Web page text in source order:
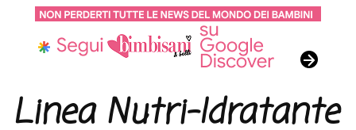
Linea Nutri-Idratante